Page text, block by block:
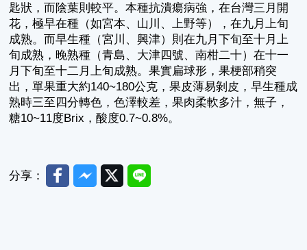
匙狀，而陰葉則較平。本種抗潰瘍病強，在台灣三月開
花，極早在種（如宮本、山川、上野等），在九月上旬
成熟。而早生種（宮川、興津）則在九月下旬至十月上
旬成熟，晚熟種（青島、大津四號、南柑二十）在十一
月下旬至十二月上旬成熟。果實扁球形，果梗部稍突
出，單果重大約140~180公克，果皮薄易剝皮，早生種成
熟時三至四分轉色，色澤較差，果肉柔軟多汁，無子，
糖10~11度Brix，酸度0.7~0.8%。
分享： FacebookMessenger
TwitterLine